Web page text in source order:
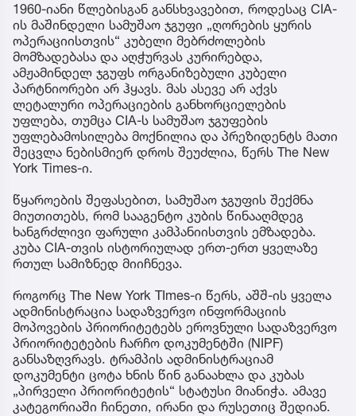
1960-იანი წლებისგან განსხვავებით, როდესაც CIA-
ის მაშინდელი სამუშაო ჯგუფი „ღორების ყურის
ოპერაციისთვის“ კუბელი მებრძოლების
მომზადებასა და აღჭურვას კურირებდა,
ამჟამინდელ ჯგუფს ორგანიზებული კუბელი
პარტნიორები არ ჰყავს. მას ასევე არ აქვს
ლეტალური ოპერაციების განხორციელების
უფლება, თუმცა CIA-ს სამუშაო ჯგუფების
უფლებამოსილება მოქნილია და პრეზიდენტს მათი
შეცვლა ნებისმიერ დროს შეუძლია, წერს The New
York Times-ი.
წყაროების შეფასებით, სამუშაო ჯგუფის შექმნა
მიუთითებს, რომ სააგენტო კუბის წინააღმდეგ
ხანგრძლივი ფარული კამპანიისთვის ემზადება.
კუბა CIA-თვის ისტორიულად ერთ-ერთ ყველაზე
რთულ სამიზნედ მიიჩნევა.
როგორც The New York TImes-ი წერს, აშშ-ის ყველა
ადმინისტრაცია სადაზვერვო ინფორმაციის
მოპოვების პრიორიტეტებს ეროვნული სადაზვერვო
პრიორიტეტების ჩარჩო დოკუმენტში (NIPF)
განსაზღვრავს. ტრამპის ადმინისტრაციამ
დოკუმენტი ცოტა ხნის წინ განაახლა და კუბას
„პირველი პრიორიტეტის“ სტატუსი მიანიჭა. ამავე
კატეგორიაში ჩინეთი, ირანი და რუსეთიც შედიან.